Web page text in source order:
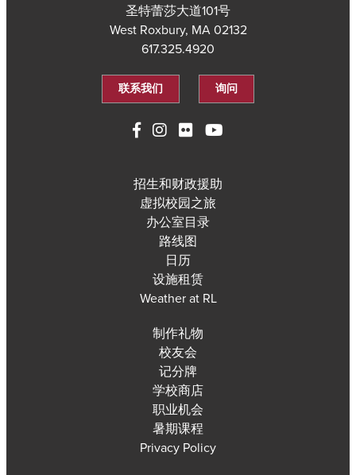
圣特蕾莎大道101号
West Roxbury, MA 02132
617.325.4920
联系我们 询问
招生和财政援助
虚拟校园之旅
办公室目录
路线图
日历
设施租赁
Weather at RL
制作礼物
校友会
记分牌
学校商店
职业机会
暑期课程
Privacy Policy